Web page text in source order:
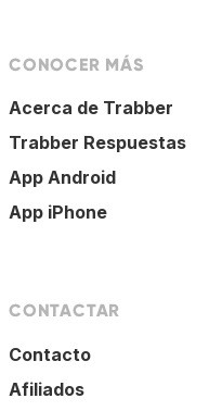
CONOCER MÁS
Acerca de Trabber
Trabber Respuestas
App Android
App iPhone
CONTACTAR
Contacto
Afiliados